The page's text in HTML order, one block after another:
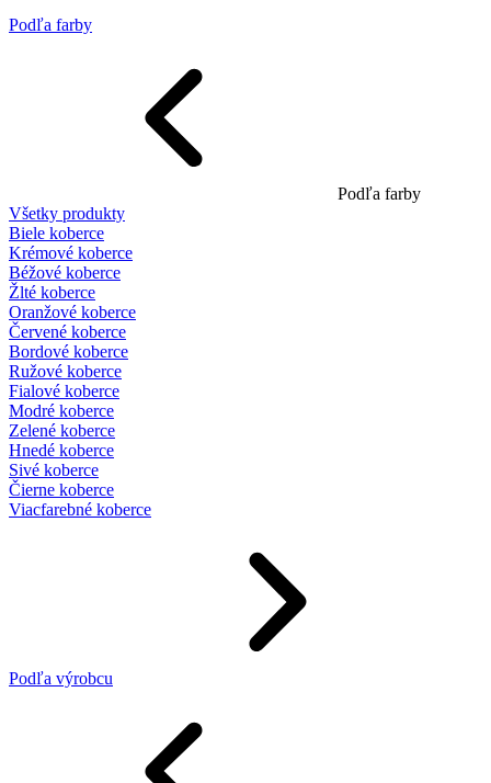
Podľa farby
Podľa farby
Všetky produkty
Biele koberce
Krémové koberce
Béžové koberce
Žlté koberce
Oranžové koberce
Červené koberce
Bordové koberce
Ružové koberce
Fialové koberce
Modré koberce
Zelené koberce
Hnedé koberce
Sivé koberce
Čierne koberce
Viacfarebné koberce
Podľa výrobcu